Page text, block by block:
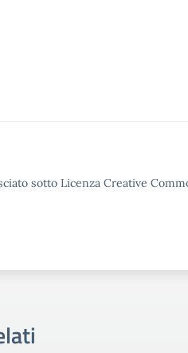
sotto Licenza Creative